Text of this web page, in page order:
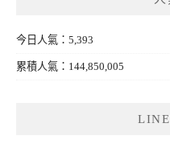
今日人氣：5,393
累積人氣：144,850,005
LINE